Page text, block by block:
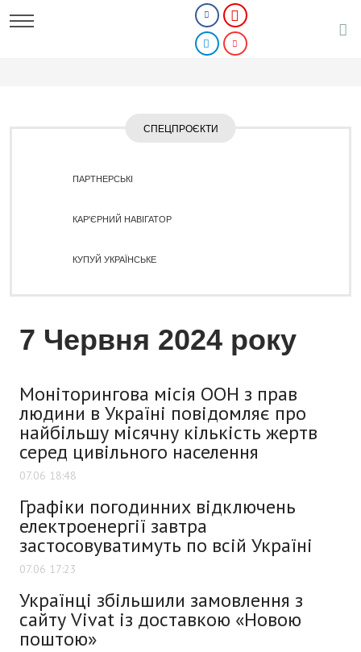
СПЕЦПРОЄКТИ
ПАРТНЕРСЬКІ
КАР'ЄРНИЙ НАВІГАТОР
КУПУЙ УКРАЇНСЬКЕ
7 Червня 2024 року
Моніторингова місія ООН з прав
людини в Україні повідомляє про
найбільшу місячну кількість жертв
серед цивільного населення
07.06 18:48
Графіки погодинних відключень
електроенергії завтра
застосовуватимуть по всій Україні
07.06 17:23
Українці збільшили замовлення з
сайту Vivat із доставкою «Новою
поштою»